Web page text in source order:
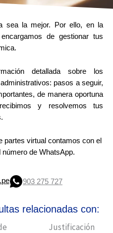
sea la mejor. Por ello, en la
de gestionar tus
detallada sobre los
pasos a seguir,
de manera oportuna
y resolvemos tus
partes virtual contamos con el
de WhatsApp.
903 275 727
relacionadas con:
Justificación